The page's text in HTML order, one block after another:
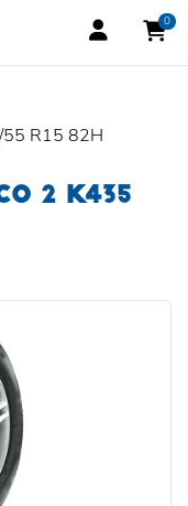
0
55 R15 82H
2 K435